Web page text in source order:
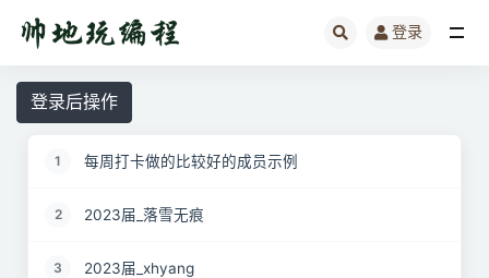
登录
登录后操作
1 每周打卡做的比较好的成员示例
2 2023届_落雪无痕
3 2023届_xhyang